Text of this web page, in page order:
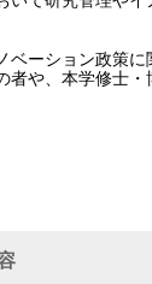
ベーション政策
者や、本学修士・